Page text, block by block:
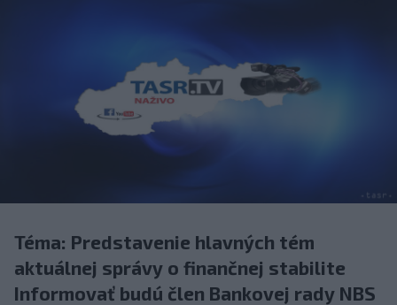
Téma: Predstavenie hlavných tém
aktuálnej správy o finančnej stabilite
Informovať budú člen Bankovej rady NBS